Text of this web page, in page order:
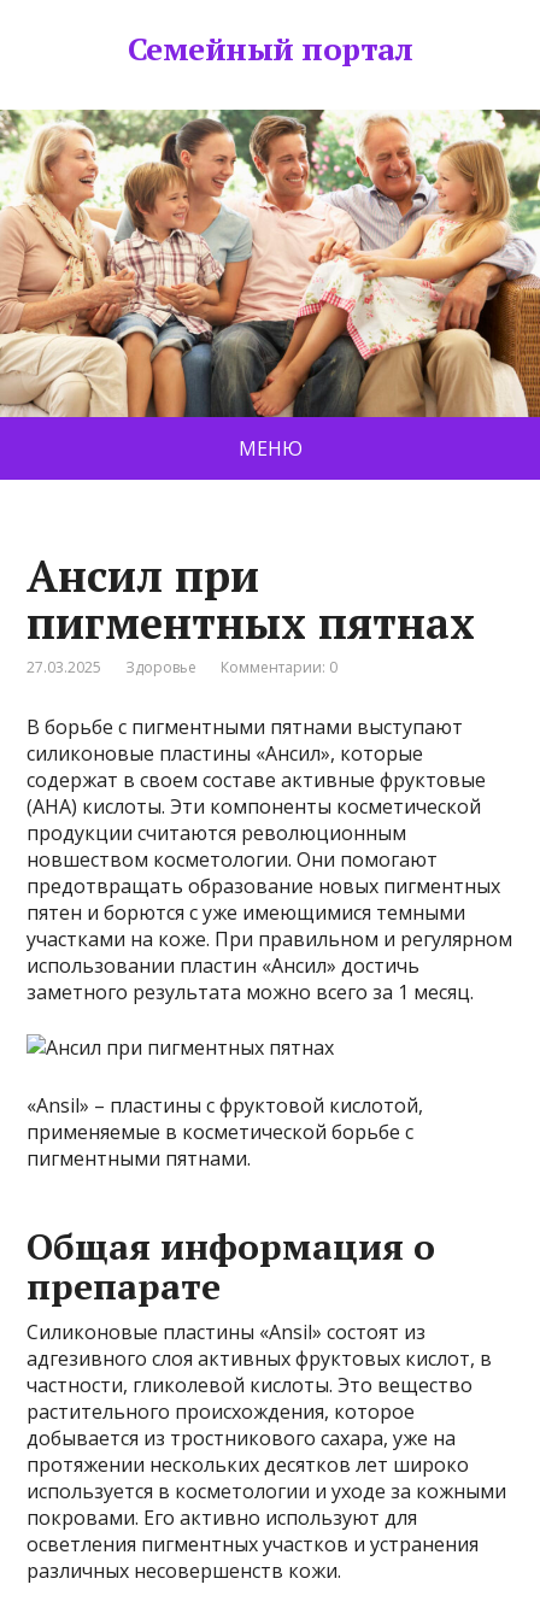
Семейный портал
МЕНЮ
Ансил при
пигментных пятнах
27.03.2025 Здоровье Комментарии: 0
В борьбе с пигментными пятнами выступают
силиконовые пластины «Ансил», которые
содержат в своем составе активные фруктовые
(АНА) кислоты. Эти компоненты косметической
продукции считаются революционным
новшеством косметологии. Они помогают
предотвращать образование новых пигментных
пятен и борются с уже имеющимися темными
участками на коже. При правильном и регулярном
использовании пластин «Ансил» достичь
заметного результата можно всего за 1 месяц.
«Ansil» – пластины с фруктовой кислотой,
применяемые в косметической борьбе с
пигментными пятнами.
Общая информация о
препарате
Силиконовые пластины «Ansil» состоят из
адгезивного слоя активных фруктовых кислот, в
частности, гликолевой кислоты. Это вещество
растительного происхождения, которое
добывается из тростникового сахара, уже на
протяжении нескольких десятков лет широко
используется в косметологии и уходе за кожными
покровами. Его активно используют для
осветления пигментных участков и устранения
различных несовершенств кожи.